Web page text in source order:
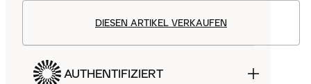
DIESEN ARTIKEL VERKAUFEN
AUTHENTIFIZIERT